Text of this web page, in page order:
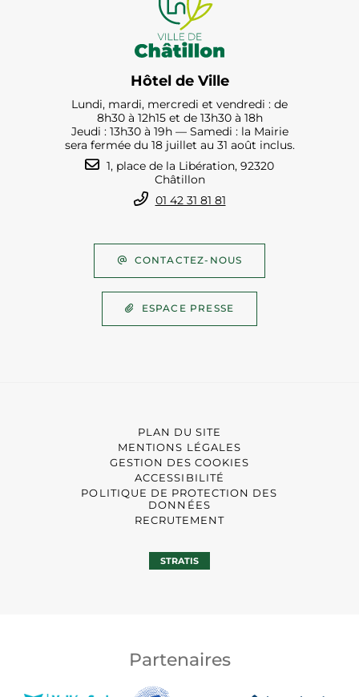
Hôtel de Ville
Lundi, mardi, mercredi et vendredi : de
8h30 à 12h15 et de 13h30 à 18h
Jeudi : 13h30 à 19h — Samedi : la Mairie
sera fermée du 18 juillet au 31 août inclus.
1, place de la Libération, 92320
Châtillon
01 42 31 81 81
CONTACTEZ-NOUS
ESPACE PRESSE
PLAN DU SITE
MENTIONS LÉGALES
GESTION DES COOKIES
ACCESSIBILITÉ
POLITIQUE DE PROTECTION DES
DONNÉES
RECRUTEMENT
STRATIS
Partenaires